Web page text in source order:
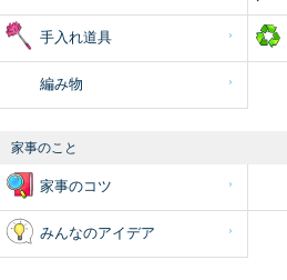
手入れ道具
編み物
家事のこと
家事のコツ
みんなのアイデア